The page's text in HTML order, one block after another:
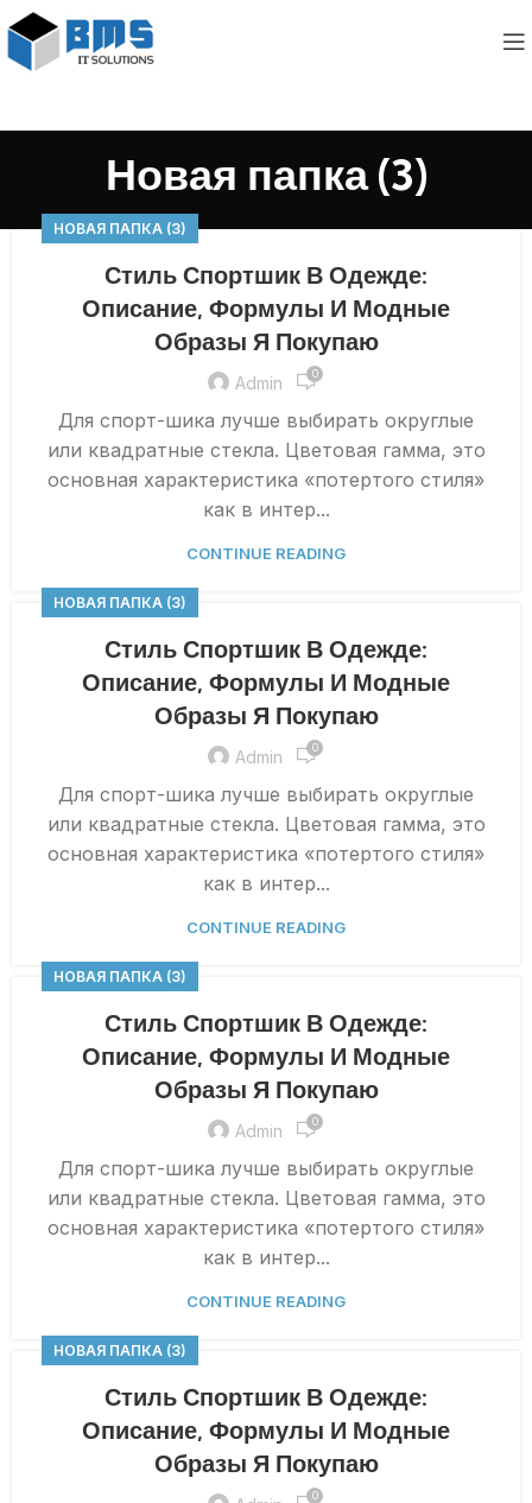
Новая папка (3)
НОВАЯ ПАПКА (3)
Стиль Спортшик В Одежде:
Описание, Формулы И Модные
Образы Я Покупаю
Admin 0
Для спорт-шика лучше выбирать округлые
или квадратные стекла. Цветовая гамма, это
основная характеристика «потертого стиля»
как в интер...
CONTINUE READING
НОВАЯ ПАПКА (3)
Стиль Спортшик В Одежде:
Описание, Формулы И Модные
Образы Я Покупаю
Admin 0
Для спорт-шика лучше выбирать округлые
или квадратные стекла. Цветовая гамма, это
основная характеристика «потертого стиля»
как в интер...
CONTINUE READING
НОВАЯ ПАПКА (3)
Стиль Спортшик В Одежде:
Описание, Формулы И Модные
Образы Я Покупаю
Admin 0
Для спорт-шика лучше выбирать округлые
или квадратные стекла. Цветовая гамма, это
основная характеристика «потертого стиля»
как в интер...
CONTINUE READING
НОВАЯ ПАПКА (3)
Стиль Спортшик В Одежде:
Описание, Формулы И Модные
Образы Я Покупаю
0